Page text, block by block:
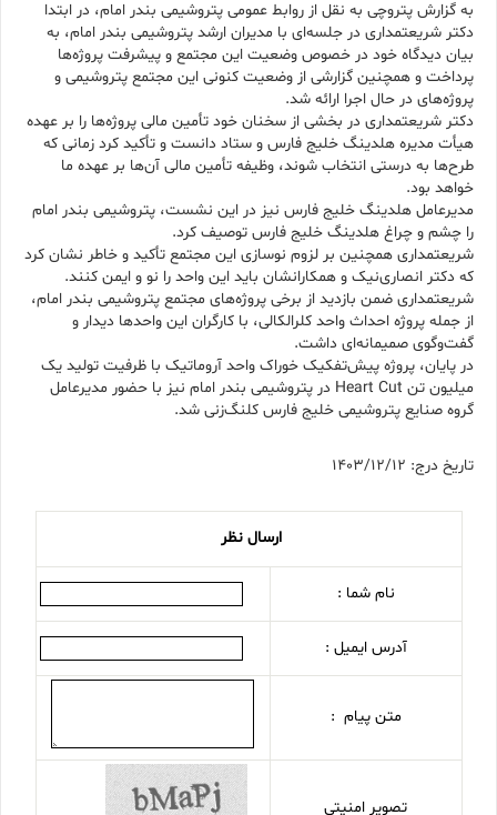
به گزارش پتروچی به نقل از روابط عمومی پتروشیمی بندر امام، در ابتدا
دکتر شریعتمداری در جلسه‌ای با مدیران ارشد پتروشیمی بندر امام، به
بیان دیدگاه‌ خود در خصوص وضعیت این مجتمع و پیشرفت پروژه‌ها
پرداخت و همچنین گزارشی از وضعیت کنونی این مجتمع پتروشیمی و
پروژه‌های در حال اجرا ارائه شد.
دکتر شریعتمداری در بخشی از سخنان خود تأمین مالی پروژه‌ها را بر عهده
هیأت مدیره هلدینگ خلیج فارس و ستاد دانست و تأکید کرد زمانی که
طرح‌ها به درستی انتخاب شوند، وظیفه تأمین مالی آن‌ها بر عهده ما
خواهد بود.
مدیرعامل هلدینگ خلیج فارس نیز در این نشست، پتروشیمی بندر امام
را چشم و چراغ هلدینگ خلیج فارس توصیف کرد.
شریعتمداری همچنین بر لزوم نوسازی این مجتمع تأکید و خاطر نشان کرد
که دکتر انصاری‌نیک و همکارانشان باید این واحد را نو و ایمن کنند.
شریعتمداری ضمن بازدید از برخی پروژه‌های مجتمع پتروشیمی بندر امام،
از جمله پروژه احداث واحد کلرالکالی، با کارگران این واحدها دیدار و
گفت‌و‌گوی صمیمانه‌ای داشت.
در پایان، پروژه پیش‌تفکیک خوراک واحد آروماتیک با ظرفیت تولید یک
میلیون تن Heart Cut در پتروشیمی بندر امام نیز با حضور مدیرعامل
گروه صنایع پتروشیمی خلیج فارس کلنگ‌زنی شد.
تاریخ درج: 1403/12/12
ارسال نظر
نام شما :
آدرس ایمیل :
متن پیام :
تصویر امنیتی